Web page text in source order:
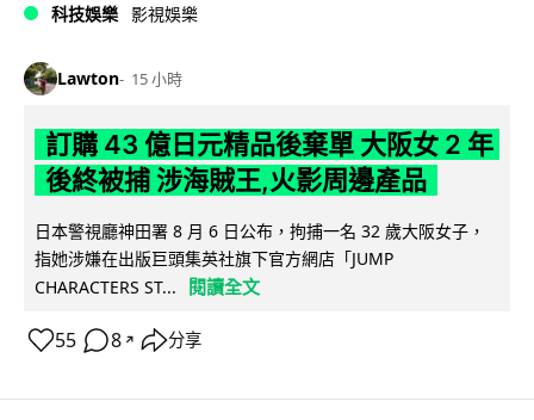
科技娛樂 影視娛樂
Lawton 15 小時
訂購 43 億日元精品後棄單 大阪女 2 年
後終被捕 涉海賊王,火影周邊產品
日本警視廳神田署 8 月 6 日公布，拘捕一名 32 歲大阪女子，
指她涉嫌在出版巨頭集英社旗下官方網店「JUMP
CHARACTERS ST...
閱讀全文
55 8 ↗ 分享